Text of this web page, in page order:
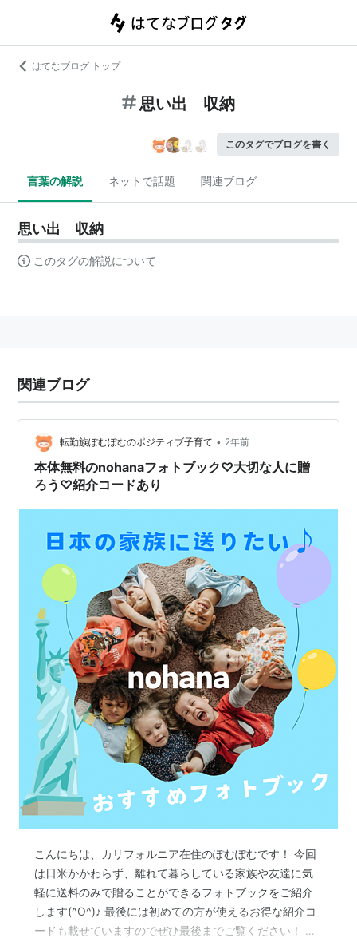
はてなブログ トップ
思い出 収納
このタグでブログを書く
言葉の解説 ネットで話題 関連ブログ
思い出 収納
このタグの解説について
関連ブログ
転勤族ぽむぽむのポジティブ子育て • 2年前
本体無料のnohanaフォトブック♡大切な人に贈
ろう♡紹介コードあり
こんにちは、カリフォルニア在住のぽむぽむです！ 今回
は日米かかわらず、離れて暮らしている家族や友達に気
軽に送料のみで贈ることができるフォトブックをご紹介
します(^O^)♪ 最後には初めての方が使えるお得な紹介コ
ードも載せていますのでぜひ最後までご覧ください！ ど